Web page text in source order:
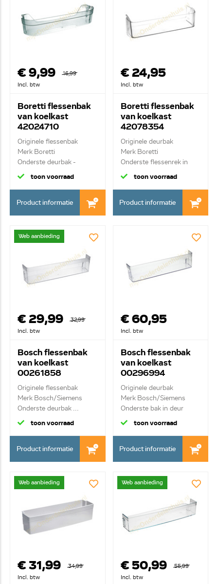
€ 9,99
16,99
Incl. btw
Boretti flessenbak
van koelkast
42024710
Originele flessenbak
Merk Boretti
Onderste deurbak -
transp...
toon voorraad
Product informatie
€ 24,95
Incl. btw
Boretti flessenbak
van koelkast
42078354
Originele deurbak
Merk Boretti
Onderste flessenrek in
deur
toon voorraad
Product informatie
Web aanbieding
€ 29,99
32,99
Incl. btw
Bosch flessenbak
van koelkast
00261858
Originele flessenbak
Merk Bosch/Siemens
Onderste deurbak ...
toon voorraad
Product informatie
€ 60,95
Incl. btw
Bosch flessenbak
van koelkast
00296994
Originele deurbak
Merk Bosch/Siemens
Onderste bak in deur
toon voorraad
Product informatie
Web aanbieding
€ 31,99
34,99
Incl. btw
Web aanbieding
€ 50,99
55,99
Incl. btw